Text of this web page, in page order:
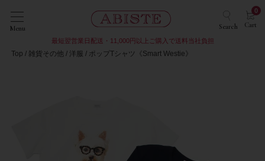
Menu Search Cart
0
最短翌営業日配送・11,000円以上ご購入で送料当社負担
Top 雑貨その他 洋服 ポップTシャツ《Smart Westie》